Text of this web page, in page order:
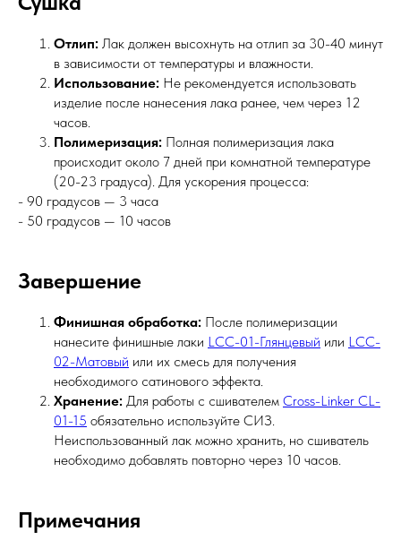
Отлип: Лак должен высохнуть на отлип за 30-40 минут
в зависимости от температуры и влажности.
Использование: Не рекомендуется использовать
изделие после нанесения лака ранее, чем через 12
часов.
Полимеризация: Полная полимеризация лака
происходит около 7 дней при комнатной температуре
(20-23 градуса). Для ускорения процесса:
- 90 градусов — 3 часа
- 50 градусов — 10 часов
Завершение
Финишная обработка: После полимеризации
нанесите финишные лаки LCC-01-Глянцевый или LCC-
02-Матовый или их смесь для получения
необходимого сатинового эффекта.
Хранение: Для работы с сшивателем Cross-Linker CL-
01-15 обязательно используйте СИЗ.
Неиспользованный лак можно хранить, но сшиватель
необходимо добавлять повторно через 10 часов.
Примечания